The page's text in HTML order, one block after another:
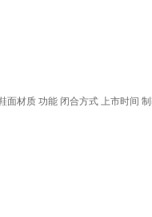
面材质 功能 闭合方式 上市时间